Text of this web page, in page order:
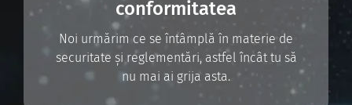
conformitatea
Noi urmărim ce se întâmplă în materie de
securitate și reglementări, astfel încât tu să
nu mai ai grija asta.